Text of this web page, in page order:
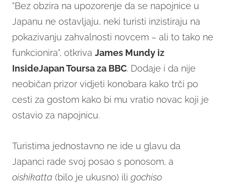
"Bez obzira na upozorenje da se napojnice u
Japanu ne ostavljaju, neki turisti inzistiraju na
pokazivanju zahvalnosti novcem – ali to tako ne
funkcionira", otkriva James Mundy iz
InsideJapan Toursa za BBC. Dodaje i da nije
neobičan prizor vidjeti konobara kako trči po
cesti za gostom kako bi mu vratio novac koji je
ostavio za napojnicu.
Turistima jednostavno ne ide u glavu da
Japanci rade svoj posao s ponosom, a
oishikatta (bilo je ukusno) ili gochiso